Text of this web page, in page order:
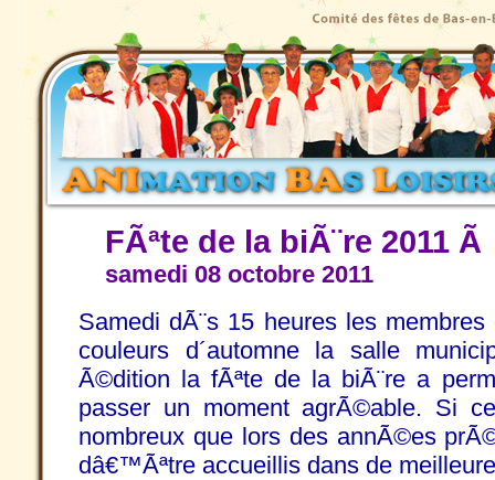
FÃªte de la biÃ¨re 2011
samedi 08 octobre 2011
Samedi dÃ¨s 15 heures les
couleurs d´automne la salle
Ã©dition la fÃªte de la biÃ¨re a
passer un moment agrÃ©able. Si
nombreux que lors des annÃ©es
dâ€™Ãªtre accueillis dans de